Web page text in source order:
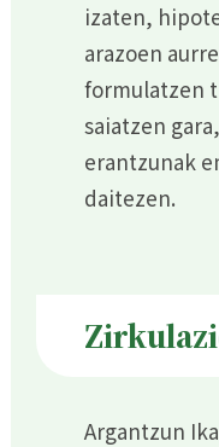
izaten,
arazoen
formulatzen
saiatzen
erantzunak
daitezen.
Argantzun